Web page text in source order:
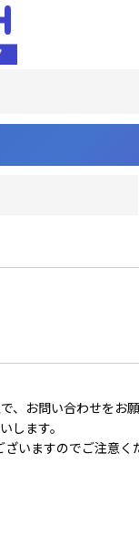
お問い合わせをお
ます。
いますのでご注意く